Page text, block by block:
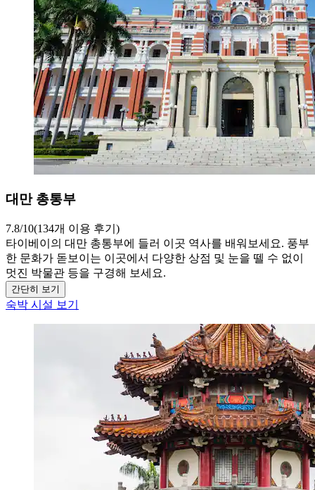
대만 총통부
7.8/10(134개 이용 후기)
타이베이의 대만 총통부에 들러 이곳 역사를 배워보세요. 풍부
한 문화가 돋보이는 이곳에서 다양한 상점 및 눈을 뗄 수 없이
멋진 박물관 등을 구경해 보세요.
간단히 보기
숙박 시설 보기